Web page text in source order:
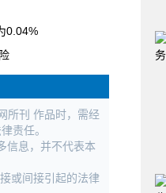
0.04%
所刊 作品时，需经
责任。
信息，并不代表本
或间接引起的法律